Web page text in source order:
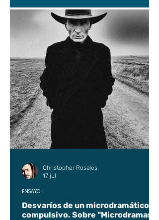
Desvaríos de un microdramático
compulsivo. Sobre "Microdramas".
ENSAYO
Christopher Rosales
17 jul